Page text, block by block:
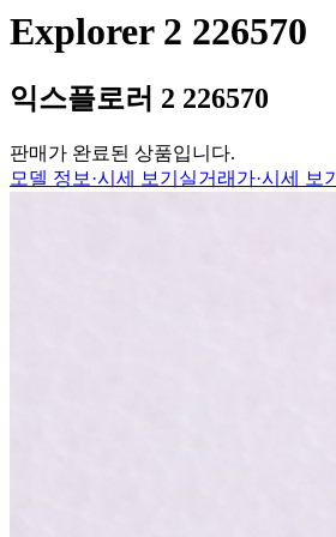
Explorer 2 226570
익스플로러 2 226570
판매가 완료된 상품입니다.
모델 정보·시세 보기 실거래가·시세 보기